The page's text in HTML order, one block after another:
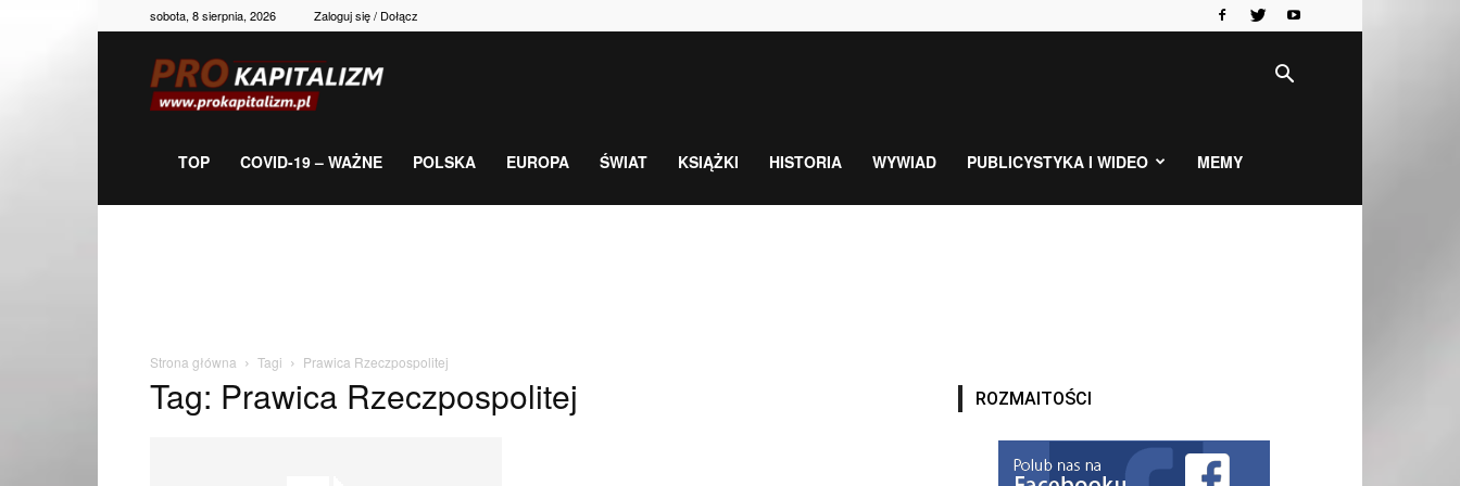
sobota, 8 sierpnia, 2026 Zaloguj się / Dołącz
gospodarka,
TOP COVID-19 – WAŻNE POLSKA EUROPA ŚWIAT KSIĄŻKI HISTORIA WYWIAD PUBLICYSTYKA I WIDEO MEMY
Strona główna Tagi Prawica Rzeczpospolitej
Tag: Prawica Rzeczpospolitej ROZMAITOŚCI